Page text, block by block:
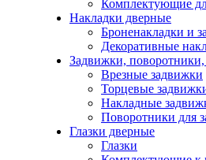
Комплектующие
Накладки дверные
Броненакладки и
Декоративные
Задвижки,
Врезные задвижки
Торцевые
Накладные
Поворотники для
Глазки дверные
Глазки